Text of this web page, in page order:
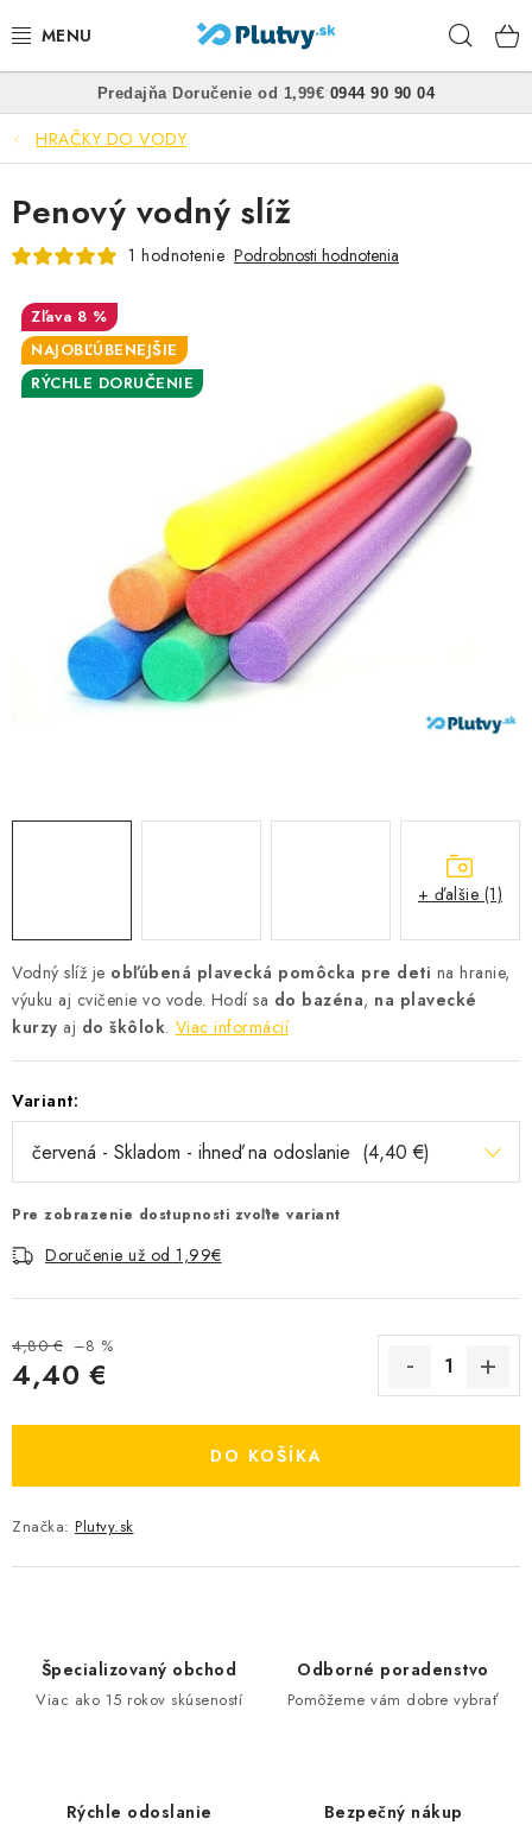
na
PLÁVANIE
ŠNORCHLOVANIE
FREEDIVING
POTÁPANIE
VŠETKO PRE DETI
HRAČKY DO VODY
PODVODNÉ SKÚTRE
Predajňa Plutvy.sk Doručenie od 1,99€ O nás Kontakt
Predajňa• Doručenie od 1,99€• 0944 90 90 04
HRAČKY DO VODY
Vodný slíž je obľúbená plavecká pomôcka pre deti na hranie,
výuku aj cvičenie vo vode. Hodí sa do bazéna, na plavecké
kurzy aj do škôlok. Viac informácií
Variant:
Pre zobrazenie dostupnosti zvoľte variant
Doručenie už od 1,99€
4,80 € –8 %
4,40 €
DO KOŠÍKA
Značka: Plutvy.sk
Penový vodný slíž
1 hodnotenie Podrobnosti hodnotenia
8 %
NAJOBĽÚBENEJŠIE
RÝCHLE DORUČENIE
+ ďalšie (1)
Špecializovaný obchod
Viac ako 15 rokov skúseností
Odborné poradenstvo
Pomôžeme vám dobre vybrať
Rýchle odoslanie Bezpečný nákup